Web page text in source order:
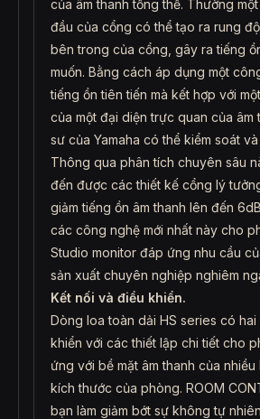
của âm thanh tổng thể. Thường
đầu của cổng có thể tạo ra rung
bên trong của cổng, gây ra tiếng
muốn. Bằng cách áp dụng một
tiếng ồn tiên tiến mà kết hợp với
của một đại diện trực quan của âm
sư của Yamaha có thể kiểm soát
Thông qua phân tích chuyên sâu
đến được các thiết kế cổng lý
giảm tiếng ồn âm thanh lên đến
các công nghệ mới nhất này cho
Studio monitor đáp ứng nhu cầu
sản xuất chuyên nghiệp nghiêm
Kết nối và điều khiển.
Dòng loa toàn dải HS series có
khiển với các thiết lập chi tiết cho
ứng với bề mặt âm thanh của nhiều
kích thước của phòng. ROOM
bạn làm giảm bớt sự không tự